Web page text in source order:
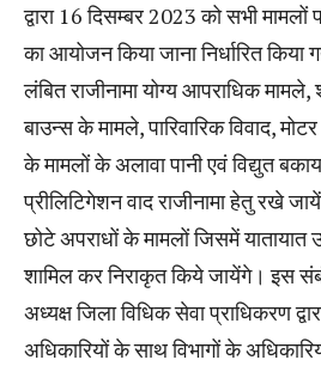
द्वारा 16 दिसम्बर 2023 को सभी
का आयोजन किया जाना निर्धारित किया
लंबित राजीनामा योग्य आपराधिक
बाउन्स के मामले, पारिवारिक विवाद,
के मामलों के अलावा पानी एवं विद्युत
प्रीलिटिगेशन वाद राजीनामा हेतु रखे
छोटे अपराधों के मामलों जिसमें
शामिल कर निराकृत किये जायेंगे। इस
अध्यक्ष जिला विधिक सेवा प्राधिकरण
अधिकारियों के साथ विभागों के